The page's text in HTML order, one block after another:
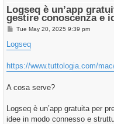
Logseq è un’app
gestire conoscenza e
P
s
t
Tue May 20, 2025 9:39 pm
Logseq
https://www.tuttologia.com/
A cosa serve?
Logseq è un’app gratuita per
idee in modo connesso e